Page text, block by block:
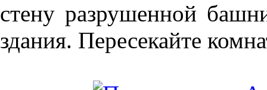
стену разрушенной
здания. Пересекайте